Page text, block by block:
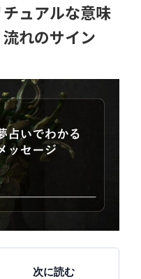
ュアルな意味
れのサイン
次に読む